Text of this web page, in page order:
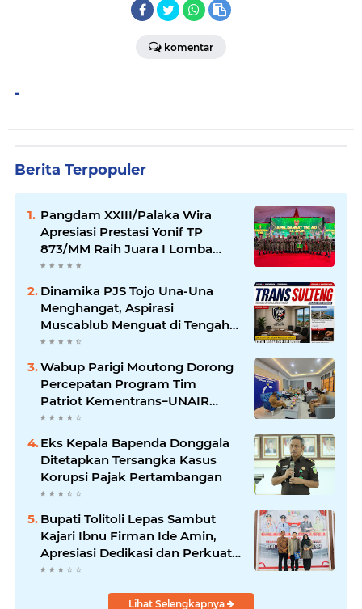
komentar
-
Berita Terpopuler
Pangdam XXIII/Palaka Wira
Apresiasi Prestasi Yonif TP
873/MM Raih Juara I Lomba
PSM TNI AD pada Apel Dansat
TNI AD TA 2026
Dinamika PJS Tojo Una-Una
Menghangat, Aspirasi
Muscablub Menguat di Tengah
Munculnya Penunjukan Plt
Ketua
Wabup Parigi Moutong Dorong
Percepatan Program Tim
Patriot Kementrans–UNAIR
untuk Kembangkan Potensi
Daerah
Eks Kepala Bapenda Donggala
Ditetapkan Tersangka Kasus
Korupsi Pajak Pertambangan
Bupati Tolitoli Lepas Sambut
Kajari Ibnu Firman Ide Amin,
Apresiasi Dedikasi dan Perkuat
Sinergi Penegakan Hukum
Lihat Selengkapnya